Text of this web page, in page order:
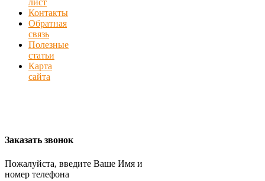
лист
Контакты
Обратная
связь
Полезные
статьи
Карта
сайта
Заказать звонок
Пожалуйста, введите Ваше Имя и
номер телефона